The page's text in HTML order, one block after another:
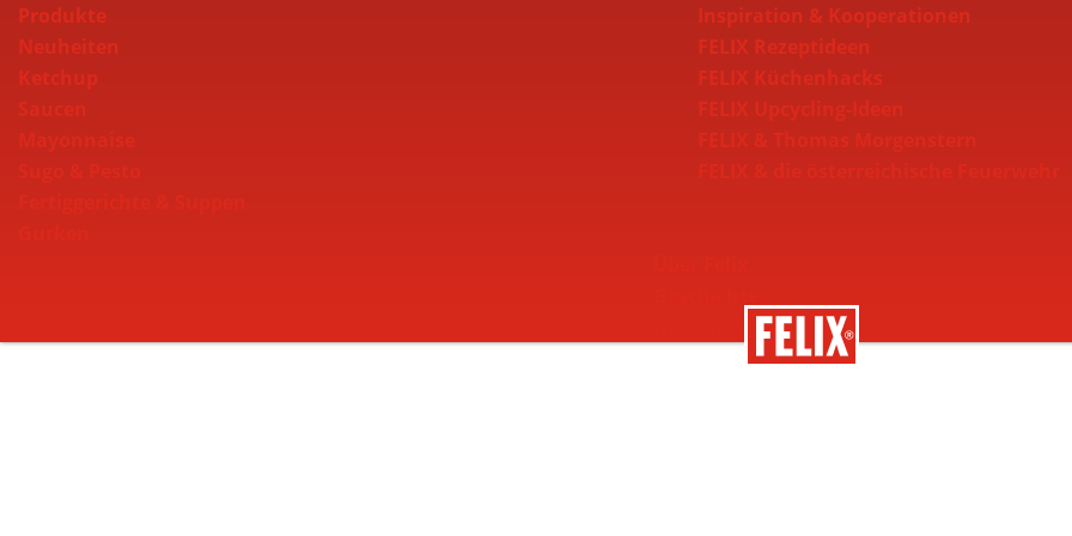
Produkte
Neuheiten
Ketchup
Saucen
Inspiration & Kooperationen
FELIX Rezeptideen
FELIX Küchenhacks
FELIX Upcycling-Ideen
Nachhaltigkeit